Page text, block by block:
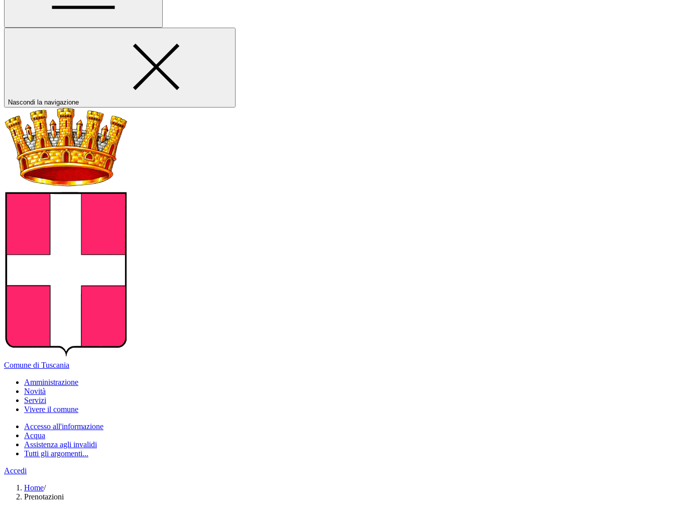
Nascondi la navigazione
Comune di Tuscania
Amministrazione
Novità
Servizi
Vivere il comune
Accesso all'informazione
Acqua
Assistenza agli invalidi
Tutti gli argomenti...
Accedi
Home/
Prenotazioni